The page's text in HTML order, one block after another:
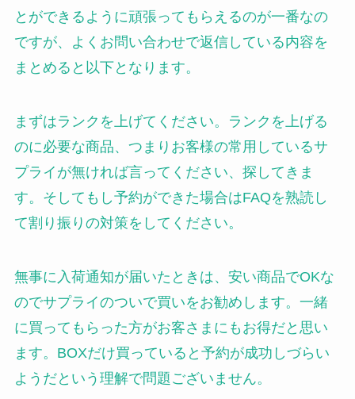
とができるように頑張ってもらえるのが一番なの
ですが、よくお問い合わせで返信している内容を
まとめると以下となります。
まずはランクを上げてください。ランクを上げる
のに必要な商品、つまりお客様の常用しているサ
プライが無ければ言ってください、探してきま
す。そしてもし予約ができた場合はFAQを熟読し
て割り振りの対策をしてください。
無事に入荷通知が届いたときは、安い商品でOKな
のでサプライのついで買いをお勧めします。一緒
に買ってもらった方がお客さまにもお得だと思い
ます。BOXだけ買っていると予約が成功しづらい
ようだという理解で問題ございません。